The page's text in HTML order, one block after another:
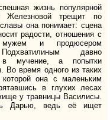
жизнь популярной
Железновой трещит по
она понимает: сцена
радости, отношения с
мужем и продюсером
давно
в мучение, а попытки
время одного из таких
которой она с маленьким
в глухих лесах
у травницы Василисы.
Дарью, ведь её ищет